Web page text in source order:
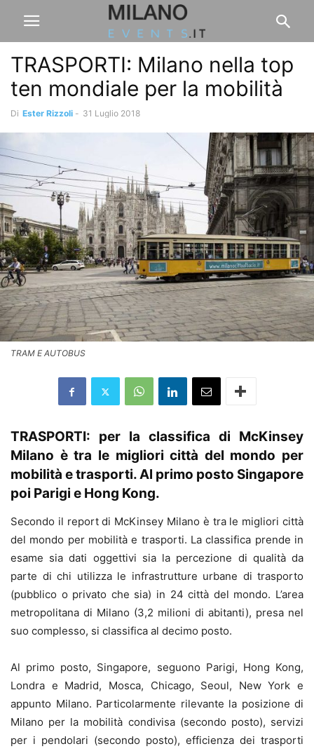
TRASPORTI: Milano nella top
ten mondiale per la mobilità
Di Ester Rizzoli - 31 Luglio 2018
TRAM E AUTOBUS
TRASPORTI: per la classifica di McKinsey
Milano è tra le migliori città del mondo per
mobilità e trasporti. Al primo posto Singapore
poi Parigi e Hong Kong.
Secondo il report di McKinsey Milano è tra le migliori città
del mondo per mobilità e trasporti. La classifica prende in
esame sia dati oggettivi sia la percezione di qualità da
parte di chi utilizza le infrastrutture urbane di trasporto
(pubblico o privato che sia) in 24 città del mondo. L’area
metropolitana di Milano (3,2 milioni di abitanti), presa nel
suo complesso, si classifica al decimo posto.
Al primo posto, Singapore, seguono Parigi, Hong Kong,
Londra e Madrid, Mosca, Chicago, Seoul, New York e
appunto Milano. Particolarmente rilevante la posizione di
Milano per la mobilità condivisa (secondo posto), servizi
per i pendolari (secondo posto), efficienza dei trasporti